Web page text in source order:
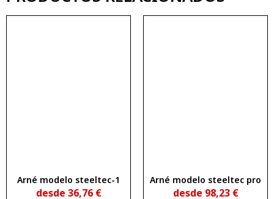
Arné modelo steeltec-1
desde 36,76 €
Arné modelo steeltec pro
desde 98,23 €